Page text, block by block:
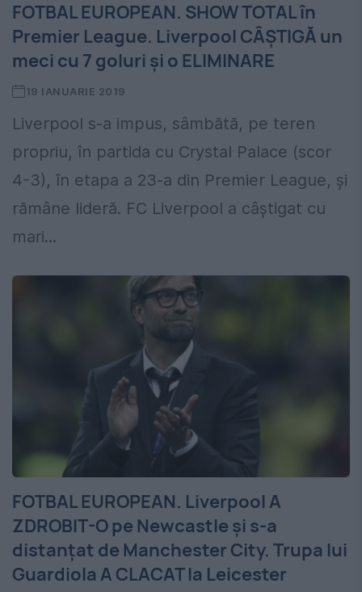
FOTBAL EUROPEAN. SHOW TOTAL în
Premier League. Liverpool CÂȘTIGĂ un
meci cu 7 goluri și o ELIMINARE
19 IANUARIE 2019
Liverpool s-a impus, sâmbătă, pe teren
propriu, în partida cu Crystal Palace (scor
4-3), în etapa a 23-a din Premier League, și
rămâne lideră. FC Liverpool a câștigat cu
mari...
FOTBAL EUROPEAN. Liverpool A
ZDROBIT-O pe Newcastle și s-a
distanțat de Manchester City. Trupa lui
Guardiola A CLACAT la Leicester